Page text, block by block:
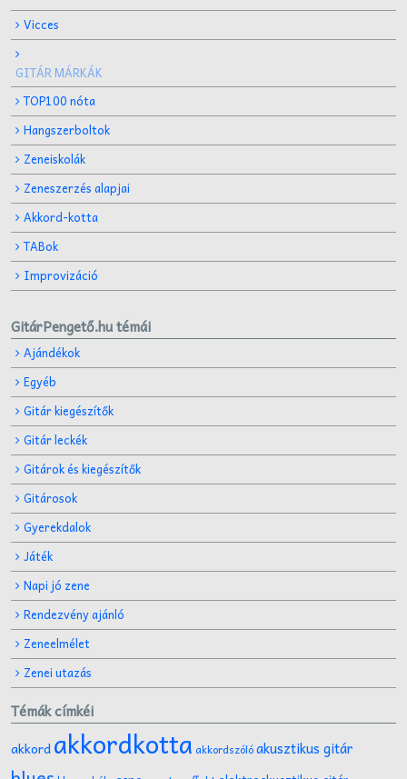
Vicces
GITÁR MÁRKÁK
TOP100 nóta
Hangszerboltok
Zeneiskolák
Zeneszerzés alapjai
Akkord-kotta
TABok
Improvizáció
GitárPengető.hu témái
Ajándékok
Egyéb
Gitár kiegészítők
Gitár leckék
Gitárok és kiegészítők
Gitárosok
Gyerekdalok
Játék
Napi jó zene
Rendezvény ajánló
Zeneelmélet
Zenei utazás
Témák címkéi
akkordakkordkotta akkordszólóakusztikus gitár